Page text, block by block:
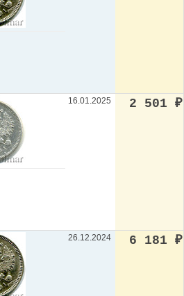
16.01.2025 2 501 ₽
26.12.2024 6 181 ₽